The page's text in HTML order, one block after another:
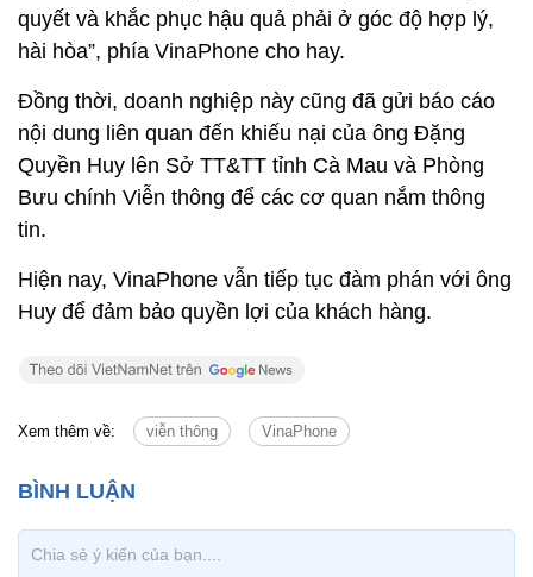
quyết và khắc phục hậu quả phải ở góc độ hợp lý,
hài hòa”, phía VinaPhone cho hay.
Đồng thời, doanh nghiệp này cũng đã gửi báo cáo
nội dung liên quan đến khiếu nại của ông Đặng
Quyền Huy lên Sở TT&TT tỉnh Cà Mau và Phòng
Bưu chính Viễn thông để các cơ quan nắm thông
tin.
Hiện nay, VinaPhone vẫn tiếp tục đàm phán với ông
Huy để đảm bảo quyền lợi của khách hàng.
Xem thêm về: viễn thông VinaPhone